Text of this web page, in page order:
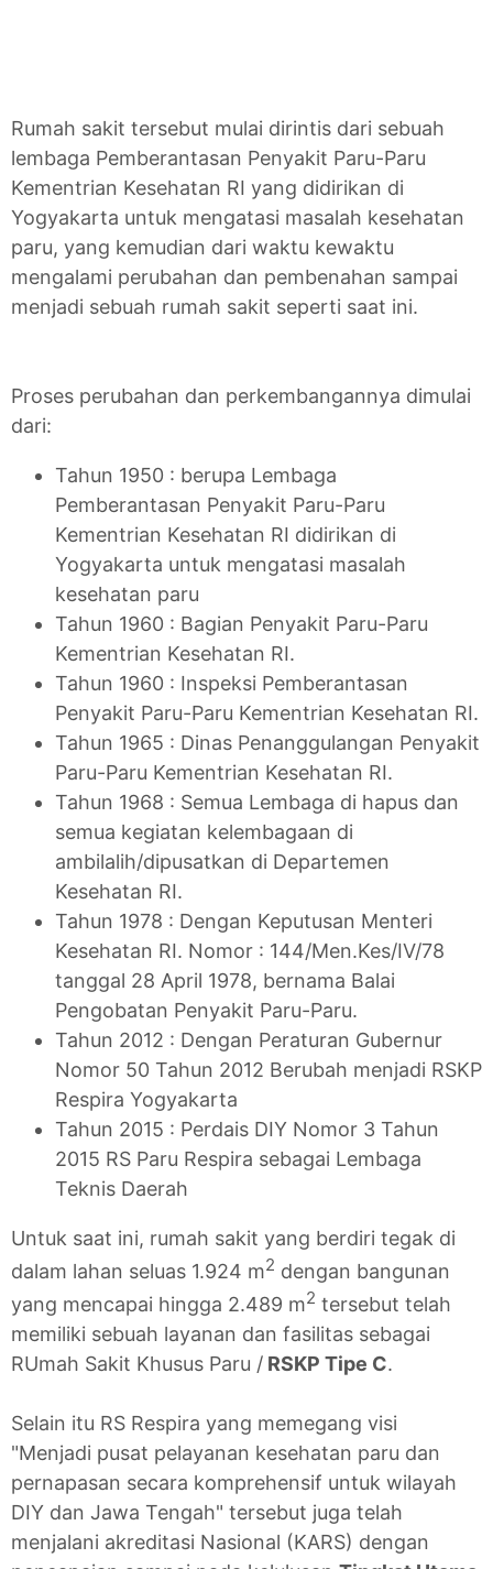
Rumah sakit tersebut mulai dirintis dari sebuah
lembaga Pemberantasan Penyakit Paru-Paru
Kementrian Kesehatan RI yang didirikan di
Yogyakarta untuk mengatasi masalah kesehatan
paru, yang kemudian dari waktu kewaktu
mengalami perubahan dan pembenahan sampai
menjadi sebuah rumah sakit seperti saat ini.
Proses perubahan dan perkembangannya dimulai
dari:
Tahun 1950 : berupa Lembaga
Pemberantasan Penyakit Paru-Paru
Kementrian Kesehatan RI didirikan di
Yogyakarta untuk mengatasi masalah
kesehatan paru
Tahun 1960 : Bagian Penyakit Paru-Paru
Kementrian Kesehatan RI.
Tahun 1960 : Inspeksi Pemberantasan
Penyakit Paru-Paru Kementrian Kesehatan RI.
Tahun 1965 : Dinas Penanggulangan Penyakit
Paru-Paru Kementrian Kesehatan RI.
Tahun 1968 : Semua Lembaga di hapus dan
semua kegiatan kelembagaan di
ambilalih/dipusatkan di Departemen
Kesehatan RI.
Tahun 1978 : Dengan Keputusan Menteri
Kesehatan RI. Nomor : 144/Men.Kes/IV/78
tanggal 28 April 1978, bernama Balai
Pengobatan Penyakit Paru-Paru.
Tahun 2012 : Dengan Peraturan Gubernur
Nomor 50 Tahun 2012 Berubah menjadi RSKP
Respira Yogyakarta
Tahun 2015 : Perdais DIY Nomor 3 Tahun
2015 RS Paru Respira sebagai Lembaga
Teknis Daerah
Untuk saat ini, rumah sakit yang berdiri tegak di
dalam lahan seluas 1.924 m2 dengan bangunan
yang mencapai hingga 2.489 m2 tersebut telah
memiliki sebuah layanan dan fasilitas sebagai
RUmah Sakit Khusus Paru / RSKP Tipe C.
Selain itu RS Respira yang memegang visi
"Menjadi pusat pelayanan kesehatan paru dan
pernapasan secara komprehensif untuk wilayah
DIY dan Jawa Tengah" tersebut juga telah
menjalani akreditasi Nasional (KARS) dengan